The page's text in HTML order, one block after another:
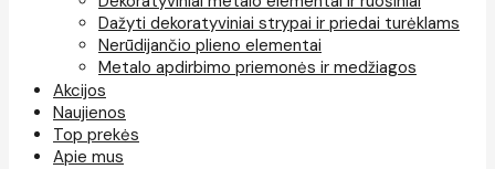
Dažyti dekoratyviniai strypai ir priedai turėklams
Nerūdijančio plieno elementai
Metalo apdirbimo priemonės ir medžiagos
Akcijos
Naujienos
Top prekės
Apie mus